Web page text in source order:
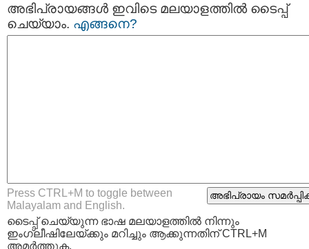
അഭിപ്രായങ്ങള്‍ ഇവിടെ മലയാളത്തില്‍ ടൈപ്പ്
ചെയ്യാം. എങ്ങനെ?
Press CTRL+M to toggle between
Malayalam and English.
ടൈപ്പ്‌ ചെയ്യുന്ന ഭാഷ മലയാളത്തില്‍ നിന്നും
ഇംഗ്ലീഷിലേയ്ക്കും മറിച്ചും ആക്കുന്നതിന് CTRL+M
അമര്‍ത്തുക.